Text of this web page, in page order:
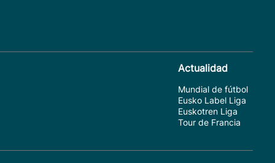
Actualidad
Mundial de fútbol
Eusko Label Liga
Euskotren Liga
Tour de Francia